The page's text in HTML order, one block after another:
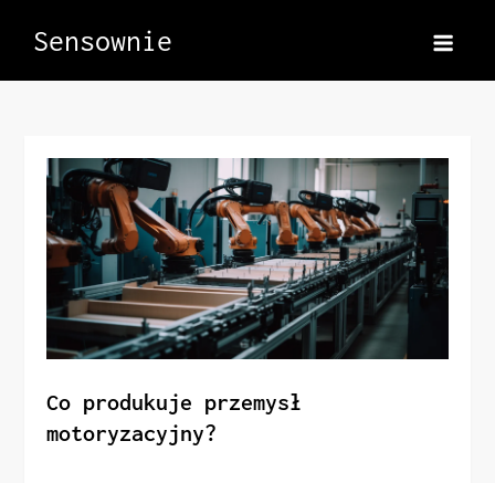
Sensownie
Co produkuje przemysł
motoryzacyjny?